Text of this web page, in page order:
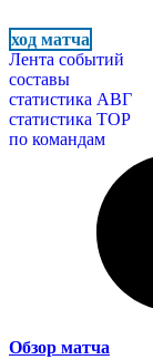
ход матча
Лента событий
составы
статистика АВГ
статистика ТОР
по командам
Обзор матча